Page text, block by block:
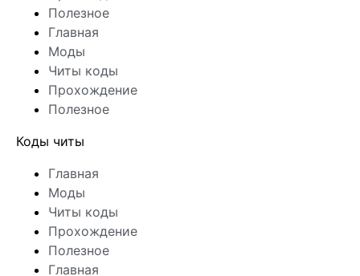
Полезное
Главная
Моды
Читы коды
Прохождение
Полезное
Коды читы
Главная
Моды
Читы коды
Прохождение
Полезное
Главная